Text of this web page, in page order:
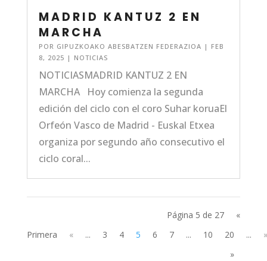
MADRID KANTUZ 2 EN
MARCHA
POR GIPUZKOAKO ABESBATZEN FEDERAZIOA | FEB
8, 2025 | NOTICIAS
NOTICIASMADRID KANTUZ 2 EN
MARCHA Hoy comienza la segunda
edición del ciclo con el coro Suhar koruaEl
Orfeón Vasco de Madrid - Euskal Etxea
organiza por segundo año consecutivo el
ciclo coral...
Página 5 de 27
«
Primera
« ... 3 4 5 6 7 ... 10 20 ...
»
»